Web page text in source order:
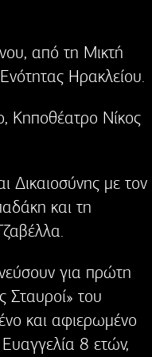
από τη Μικτή
Ηρακλείου.
Κηποθέατρο Νίκος
Δικαιοσύνης με τον
και τη
για πρώτη
Σταυροί» του
και αφιερωμένο
8 ετών,